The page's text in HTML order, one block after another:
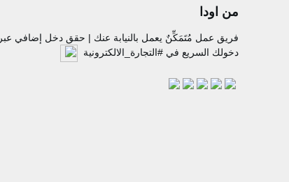
من اودا
فريق عمل مُتَمَكِّنٌ يعمل بالنيابة عنك | حقق دخل إضافي عبر
دخولك السريع في #التجارة_الالكترونية